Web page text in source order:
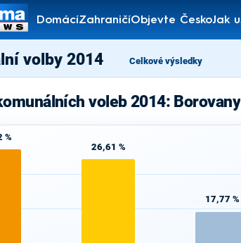
DomácíZahraničíObjevte ČeskoJak
Pořady
volby 2014 Celkové výsledky
voleb 2014: Borovany
%
26,61 %
17,77 %